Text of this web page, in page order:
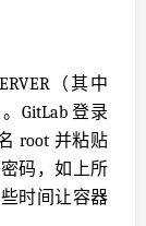
（其中
GitLab 登录
root 并粘贴
密码，如上所
时间让容器